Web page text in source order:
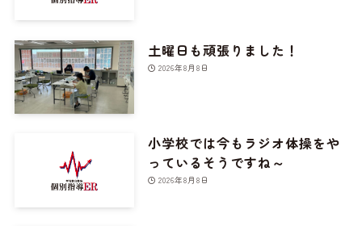
土曜日も頑張りました！
2026年8月8日
小学校では今もラジオ体操をや
っているそうですね～
2026年8月8日